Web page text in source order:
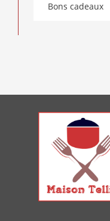
Bons cadeaux